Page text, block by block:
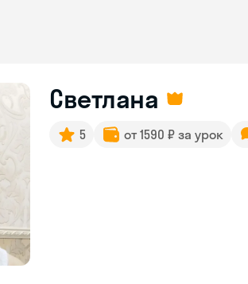
Светлана
5 от 1590 ₽ за урок